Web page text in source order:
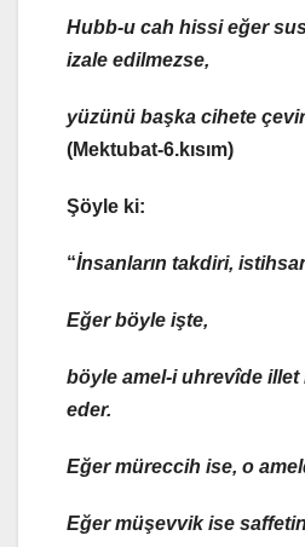
Hubb-u cah hissi eğer
izale edilmezse,
yüzünü başka cihete
(Mektubat-6.kısım)
Şöyle ki:
“İnsanların takdiri,
Eğer böyle işte,
böyle amel-i uhrevîde illet
eder.
Eğermüreccih ise, o amel
Eğermüşevvikise saffeti